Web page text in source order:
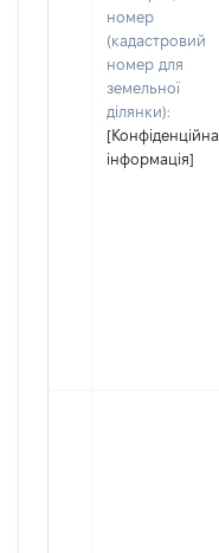
номер
(кадастровий
номер для
земельної
ділянки):
[Конфіденційна
інформація]